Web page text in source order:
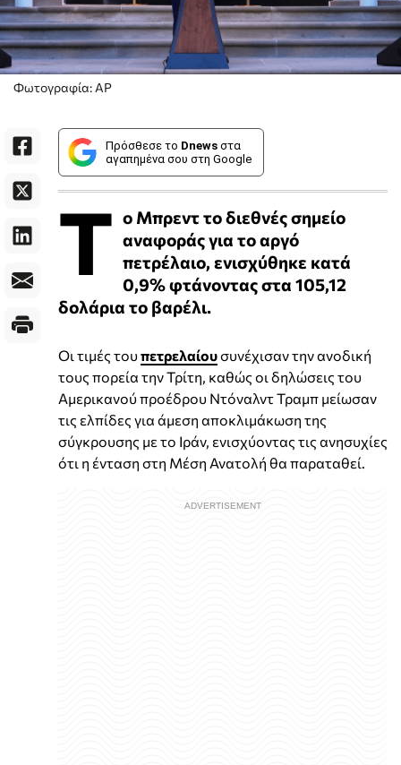
Φωτογραφία: AP
Πρόσθεσε το Dnews στα
αγαπημένα σου στη Google
Τ ο Μπρεντ το διεθνές σημείο
αναφοράς για το αργό
πετρέλαιο, ενισχύθηκε κατά
0,9% φτάνοντας στα 105,12
δολάρια το βαρέλι.
Οι τιμές τουπετρελαίουσυνέχισαν την ανοδική
τους πορεία την Τρίτη, καθώς οι δηλώσεις του
Αμερικανού προέδρου Ντόναλντ Τραμπ μείωσαν
τις ελπίδες για άμεση αποκλιμάκωση της
σύγκρουσης με το Ιράν, ενισχύοντας τις ανησυχίες
ότι η ένταση στη Μέση Ανατολή θα παραταθεί.